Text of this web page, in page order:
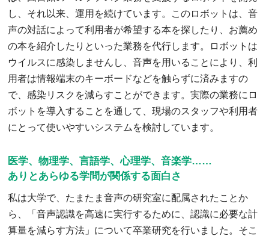
し、それ以来、運用を続けています。このロボットは、音
声の対話によって利用者が希望する本を探したり、お薦め
の本を紹介したりといった業務を代行します。ロボットは
ウイルスに感染しませんし、音声を用いることにより、利
用者は情報端末のキーボードなどを触らずに済みますの
で、感染リスクを減らすことができます。実際の業務にロ
ボットを導入することを通して、現場のスタッフや利用者
にとって使いやすいシステムを検討しています。
医学、物理学、言語学、心理学、音楽学……
ありとあらゆる学問が関係する面白さ
私は大学で、たまたま音声の研究室に配属されたことか
ら、「音声認識を高速に実行するために、認識に必要な計
算量を減らす方法」について卒業研究を行いました。そこ